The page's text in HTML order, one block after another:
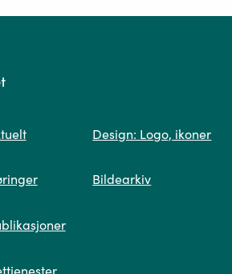
vår mest relevante
Design: Logo, ikoner
Bildearkiv